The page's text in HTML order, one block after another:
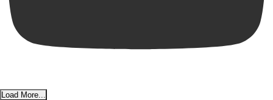
Load More...